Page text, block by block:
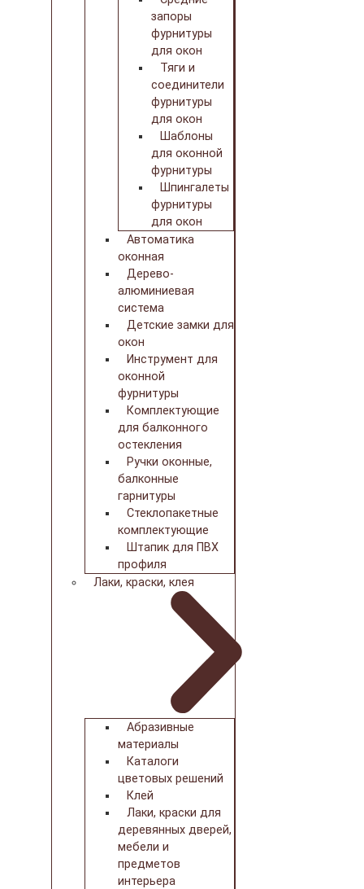
запоры
фурнитуры
для окон
Тяги и
соединители
фурнитуры
для окон
Шаблоны
для оконной
фурнитуры
Шпингалеты
фурнитуры
для окон
Автоматика
оконная
Дерево-
алюминиевая
система
Детские замки для
окон
Инструмент для
оконной
фурнитуры
Комплектующие
для балконного
остекления
Ручки оконные,
балконные
гарнитуры
Стеклопакетные
комплектующие
Штапик для ПВХ
профиля
Лаки, краски, клея
Абразивные
материалы
Каталоги
цветовых решений
Клей
Лаки, краски для
деревянных дверей,
мебели и
предметов
интерьера